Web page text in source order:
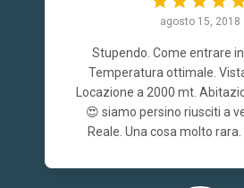
agosto 15, 2018
Stupendo. Come entrare
Temperatura ottimale.
Locazione a 2000 mt.
😍 siamo persino riusciti a
Reale. Una cosa molto rara.